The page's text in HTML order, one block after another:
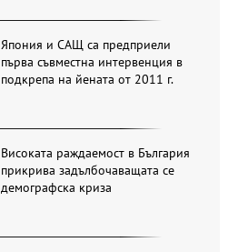
Япония и САЩ са предприели
първа съвместна интервенция в
подкрепа на йената от 2011 г.
Високата раждаемост в България
прикрива задълбочаващата се
демографска криза